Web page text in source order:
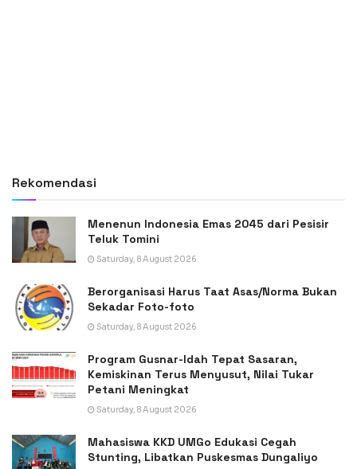
Rekomendasi
Menenun Indonesia Emas 2045 dari Pesisir
Teluk Tomini
Saturday, 8 August 2026
Berorganisasi Harus Taat Asas/Norma Bukan
Sekadar Foto-foto
Saturday, 8 August 2026
Program Gusnar-Idah Tepat Sasaran,
Kemiskinan Terus Menyusut, Nilai Tukar
Petani Meningkat
Saturday, 8 August 2026
Mahasiswa KKD UMGo Edukasi Cegah
Stunting, Libatkan Puskesmas Dungaliyo